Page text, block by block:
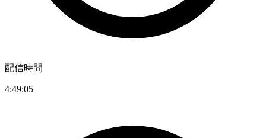
配信時間
4:49:05